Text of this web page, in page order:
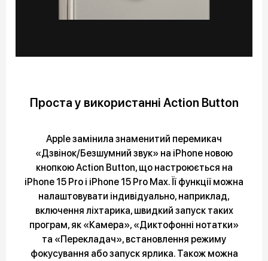
Проста у використанні Action Button
Apple замінила знаменитий перемикач
«Дзвінок/Безшумний звук» на iPhone новою
кнопкою Action Button, що настроюється на
iPhone 15 Pro і iPhone 15 Pro Max. Її функції можна
налаштовувати індивідуально, наприклад,
включення ліхтарика, швидкий запуск таких
програм, як «Камера», «Диктофонні нотатки»
та «Перекладач», встановлення режиму
фокусування або запуск ярлика. Також можна